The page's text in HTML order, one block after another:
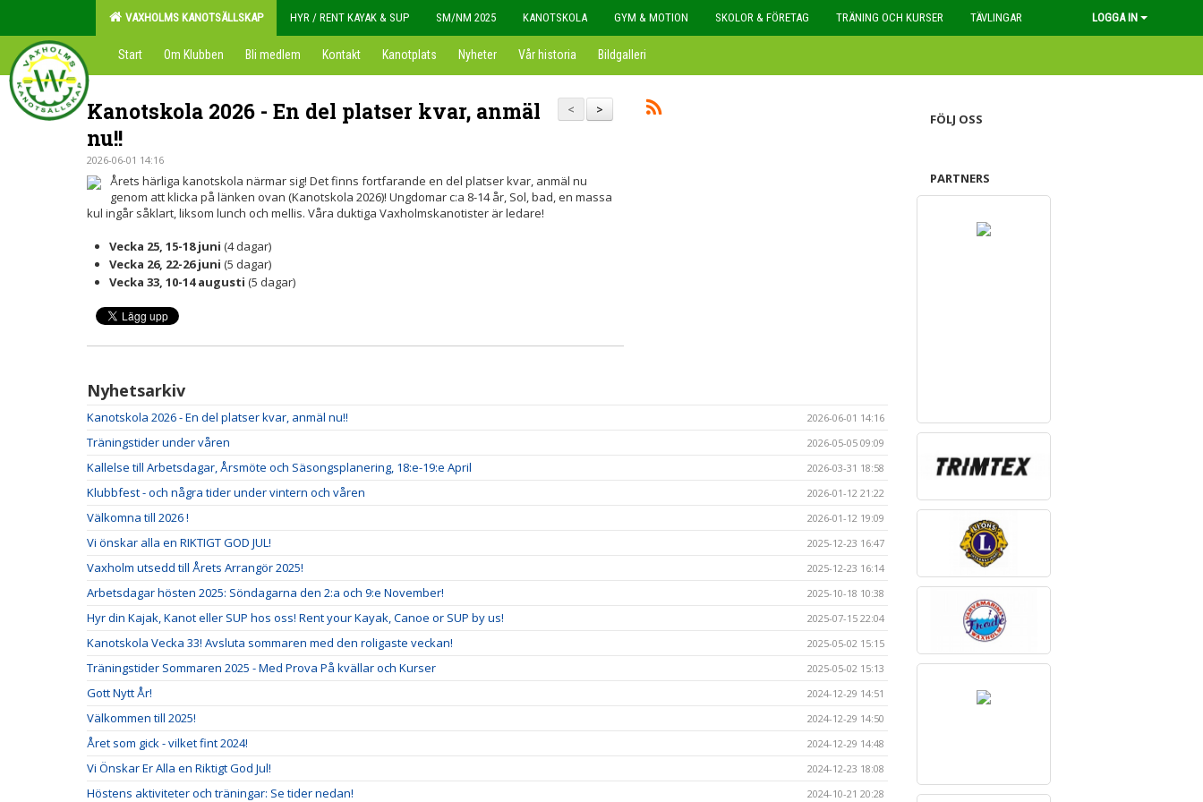
VAXHOLMS KANOTSÄLLSKAP HYR / RENT KAYAK & SUP SM/NM 2025 KANOTSKOLA GYM & MOTION SKOLOR & FÖRETAG TRÄNING OCH KURSER TÄVLINGAR LOGGA IN
Start Om Klubben Bli medlem Kontakt Kanotplats Nyheter Vår historia Bildgalleri
>
<
Kanotskola 2026 - En del platser kvar, anmäl
nu!!
2026-06-01 14:16
Årets härliga kanotskola närmar sig! Det finns fortfarande en del platser kvar, anmäl nu
genom att klicka på länken ovan (Kanotskola 2026)! Ungdomar c:a 8-14 år, Sol, bad, en massa
kul ingår såklart, liksom lunch och mellis. Våra duktiga Vaxholmskanotister är ledare!
Vecka 25, 15-18 juni (4 dagar)
Vecka 26, 22-26 juni (5 dagar)
Vecka 33, 10-14 augusti (5 dagar)
Nyhetsarkiv
Kanotskola 2026 - En del platser kvar, anmäl nu!! 2026-06-01 14:16
Träningstider under våren 2026-05-05 09:09
Kallelse till Arbetsdagar, Årsmöte och Säsongsplanering, 18:e-19:e April 2026-03-31 18:58
Klubbfest - och några tider under vintern och våren 2026-01-12 21:22
Välkomna till 2026 ! 2026-01-12 19:09
Vi önskar alla en RIKTIGT GOD JUL! 2025-12-23 16:47
Vaxholm utsedd till Årets Arrangör 2025! 2025-12-23 16:14
Arbetsdagar hösten 2025: Söndagarna den 2:a och 9:e November! 2025-10-18 10:38
Hyr din Kajak, Kanot eller SUP hos oss! Rent your Kayak, Canoe or SUP by us! 2025-07-15 22:04
Kanotskola Vecka 33! Avsluta sommaren med den roligaste veckan! 2025-05-02 15:15
Träningstider Sommaren 2025 - Med Prova På kvällar och Kurser 2025-05-02 15:13
Gott Nytt År! 2024-12-29 14:51
Välkommen till 2025! 2024-12-29 14:50
Året som gick - vilket fint 2024! 2024-12-29 14:48
Vi Önskar Er Alla en Riktigt God Jul! 2024-12-23 18:08
Höstens aktiviteter och träningar: Se tider nedan! 2024-10-21 20:28
FÖLJ OSS
PARTNERS